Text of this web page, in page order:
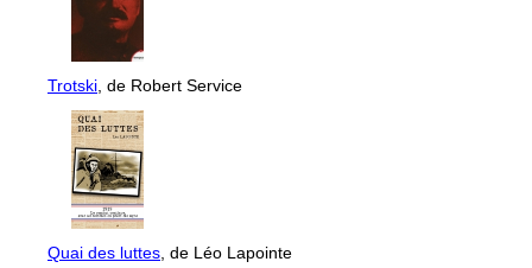
Trotski , de Robert Service
Quai des luttes , de Léo Lapointe